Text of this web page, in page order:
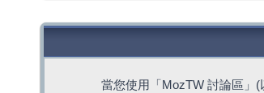
當您使用「MozTW 討論區」